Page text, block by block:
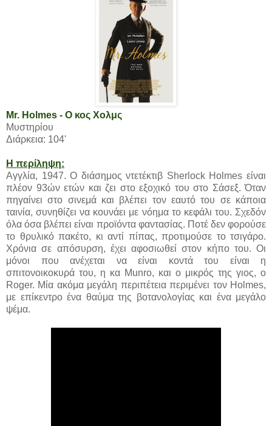
Mr. Holmes - Ο κος Χολμς
Μυστηρίου
Διάρκεια: 104'
Η περίληψη:
Αγγλία, 1947. Ο διάσημος ντετέκτιβ Sherlock Holmes είναι
πλέον 93ών ετών και ζει στο εξοχικό του στο Σάσεξ. Όταν
πηγαίνει στο σινεμά και βλέπει τον εαυτό του σε κάποια
ταινία, συνηθίζει να κουνάει με νόημα το κεφάλι του. Σχεδόν
όλα όσα βλέπει είναι προϊόντα φαντασίας. Ποτέ δεν φορούσε
το θρυλικό πακέτο, κι αντί πίπας, προτιμούσε το τσιγάρο.
Χρόνια σε απόσυρση, έχει αφοσιωθεί στον κήπο του. Οι
μόνοι που ανέχεται να είναι κοντά του είναι η
σπιτονοικοκυρά του, η κα Munro, και ο μικρός της γιος, ο
Roger. Μία ακόμα μεγάλη περιπέτεια περιμένει τον Holmes,
με επίκεντρο ένα θαύμα της βοτανολογίας και ένα μεγάλο
ψέμα.